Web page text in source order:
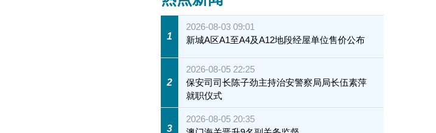
1
2026-08-03 09:01
新城A区A1至A4及A12地段经屋单位售价公布
2
2026-08-05 22:25
保安司司长陈子劲主持治安警察局局长伍素萍
就职仪式
3
2026-08-05 20:35